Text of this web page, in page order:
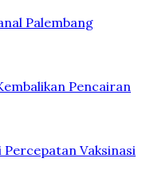
Palembang
Pencairan
Vaksinasi